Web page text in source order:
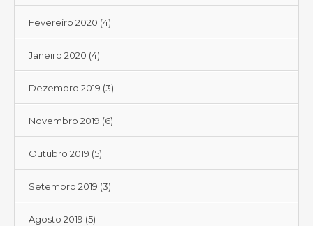
Fevereiro 2020 (4)
Janeiro 2020 (4)
Dezembro 2019 (3)
Novembro 2019 (6)
Outubro 2019 (5)
Setembro 2019 (3)
Agosto 2019 (5)